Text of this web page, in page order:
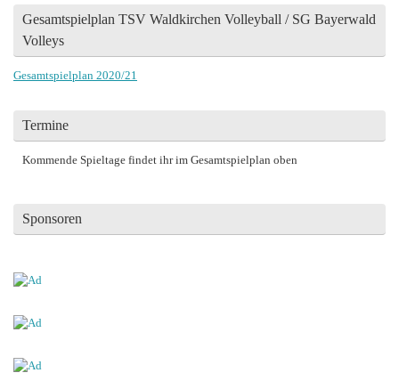
Gesamtspielplan TSV Waldkirchen Volleyball / SG Bayerwald
Volleys
Gesamtspielplan 2020/21
Termine
Kommende Spieltage findet ihr im Gesamtspielplan oben
Sponsoren